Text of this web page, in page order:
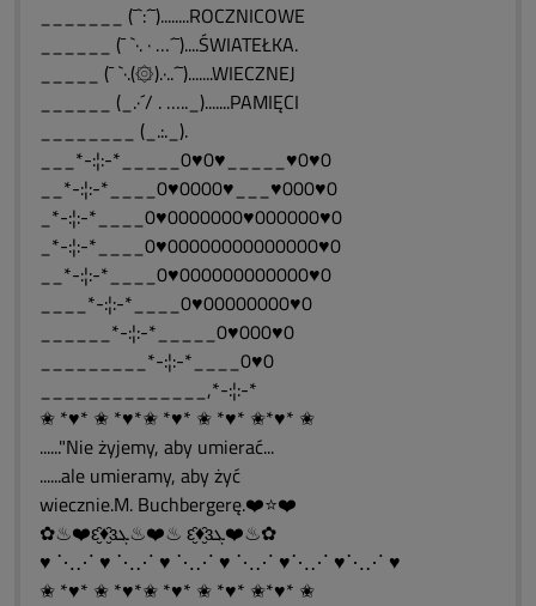
_______ (¯`:´¯)........ROCZNICOWE
______ (¯ `·. · …´¯)....ŚWIATEŁKA.
_____ (¯ `·.(۞).·..´¯).......WIECZNEJ
______ (_.·´/ . ….._).......PAMIĘCI
________ (_.:._).
___*-:¦:-*_____0♥0♥_____♥0♥0
__*-:¦:-*____0♥0000♥___♥000♥0
_*-:¦:-*____0♥0000000♥000000♥0
_*-:¦:-*____0♥00000000000000♥0
__*-:¦:-*____0♥000000000000♥0
____*-:¦:-*____0♥00000000♥0
______*-:¦:-*_____0♥000♥0
_________*-:¦:-*____0♥0
______________,*-:¦:-*
✬ *♥* ✬ *♥*✬ *♥* ✬ *♥* ✬*♥* ✬
......"Nie żyjemy, aby umierać...
......ale umieramy, aby żyć
wiecznie.M. Buchbergerę.❤️⭐❤️
✿♨❤️ԑ̮̑♦̮̑ɜܓ♨❤️♨ ԑ̮̑♦̮̑ɜܓ❤️♨✿
♥ ⋱⋰ ♥ ⋱⋰ ♥ ⋱⋰ ♥ ⋱⋰ ♥⋱⋰ ♥⋱⋰ ♥
✬ *♥* ✬ *♥*✬ *♥* ✬ *♥* ✬*♥* ✬